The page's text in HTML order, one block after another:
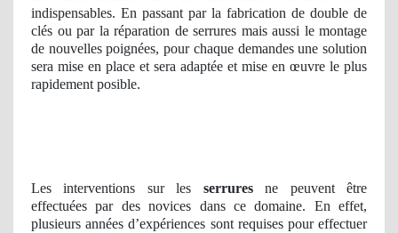
indispensables. En passant par la fabrication de double de
clés ou par la réparation de serrures mais aussi le montage
de nouvelles poignées, pour chaque demandes une solution
sera mise en place et sera adaptée et mise en œuvre le plus
rapidement posible.
Les interventions sur les serruresne peuvent être
effectuées par des novices dans ce domaine. En effet,
plusieurs années d’expériences sont requises pour effectuer